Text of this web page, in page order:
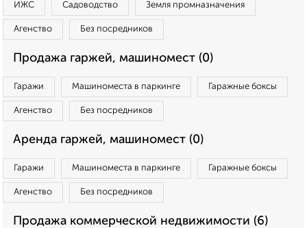
ИЖС Садоводство Земля промназначения
Агенство Без посредников
Продажа гаржей, машиномест (0)
Гаражи Машиноместа в паркинге Гаражные боксы
Агенство Без посредников
Аренда гаржей, машиномест (0)
Гаражи Машиноместа в паркинге Гаражные боксы
Агенство Без посредников
Продажа коммерческой недвижимости (6)